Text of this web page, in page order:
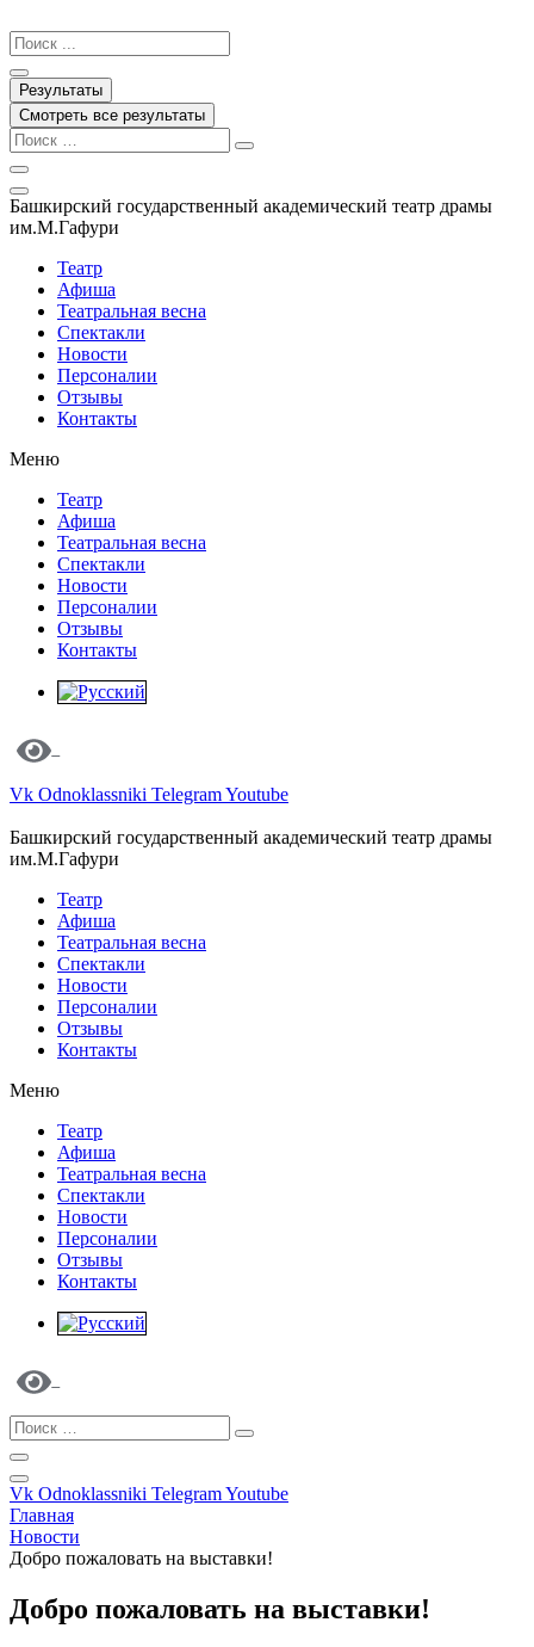
к
содержимому
Search
...
Результаты
Смотреть все результаты
Башкирский государственный академический театр драмы
им.М.Гафури
Театр
Афиша
Театральная весна
Спектакли
Новости
Персоналии
Отзывы
Контакты
Меню
Театр
Афиша
Театральная весна
Спектакли
Новости
Персоналии
Отзывы
Контакты
Vk Odnoklassniki TelegramYoutube
Башкирский государственный академический театр драмы
им.М.Гафури
Театр
Афиша
Театральная весна
Спектакли
Новости
Персоналии
Отзывы
Контакты
Меню
Театр
Афиша
Театральная весна
Спектакли
Новости
Персоналии
Отзывы
Контакты
Vk Odnoklassniki TelegramYoutube
Главная
Новости
Добро пожаловать на выставки!
Добро пожаловать на выставки!